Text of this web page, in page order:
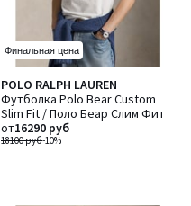
Финальная цена
POLO RALPH LAUREN
Футболка Polo Bear Custom
Slim Fit / Поло Беар Слим Фит
18100 руб-10%
от16290 руб